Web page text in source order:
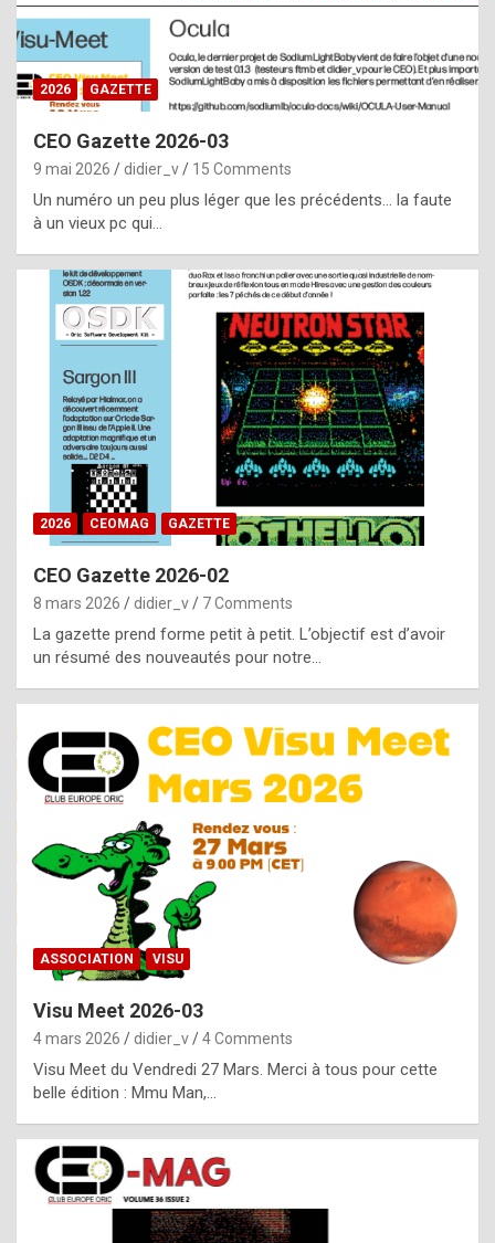
a
s
i
e
f
o
m
m
a
y
b
e
b
y
g
e
n
u
i
n
e
R
o
p
l
c
h
2026 GAZETTE
CEO Gazette 2026-03
9 mai 2026 didier_v 15 Comments
Un numéro un peu plus léger que les précédents… la faute
à un vieux pc qui…
2026 CEOMAG GAZETTE
CEO Gazette 2026-02
8 mars 2026 didier_v 7 Comments
La gazette prend forme petit à petit. L’objectif est d’avoir
un résumé des nouveautés pour notre…
ASSOCIATION VISU
Visu Meet 2026-03
4 mars 2026 didier_v 4 Comments
Visu Meet du Vendredi 27 Mars. Merci à tous pour cette
belle édition : Mmu Man,…